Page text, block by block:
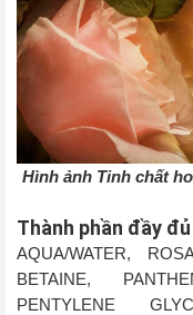
Hình ảnh Tinh chất
Thành phần đầy đủ
AQUA/WATER,
BETAINE,
PENTYLENE